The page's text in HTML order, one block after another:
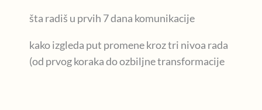
šta radiš u prvih 7 dana komunikacije
kako izgleda put promene kroz tri nivoa rada
(od prvog koraka do ozbiljne transformacije